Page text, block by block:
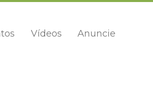
Vídeos Anuncie